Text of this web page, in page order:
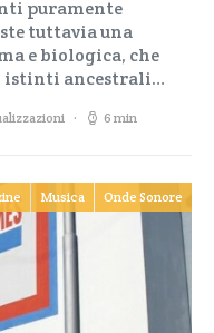
puramente
tuttavia una
e biologica, che
istinti ancestrali…
6 min
Musica Onde Sonore